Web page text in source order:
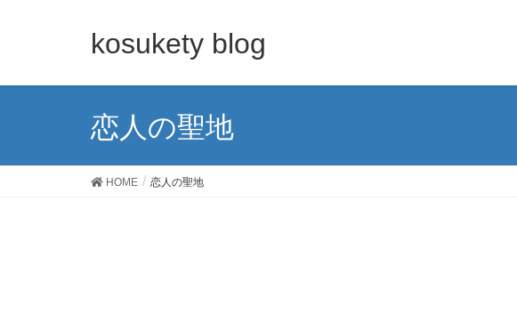
kosukety blog
恋人の聖地
HOME 恋人の聖地